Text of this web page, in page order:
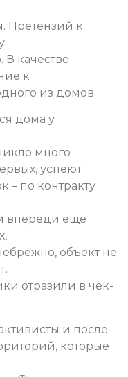
Претензий к
качестве
к
из домов.
дома у
много
успеют
– по контракту
впереди еще
объект не
отразили в чек-
и после
которые